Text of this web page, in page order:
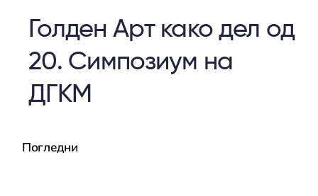
Голден Арт како дел од
20. Симпозиум на
ДГКМ
Погледни